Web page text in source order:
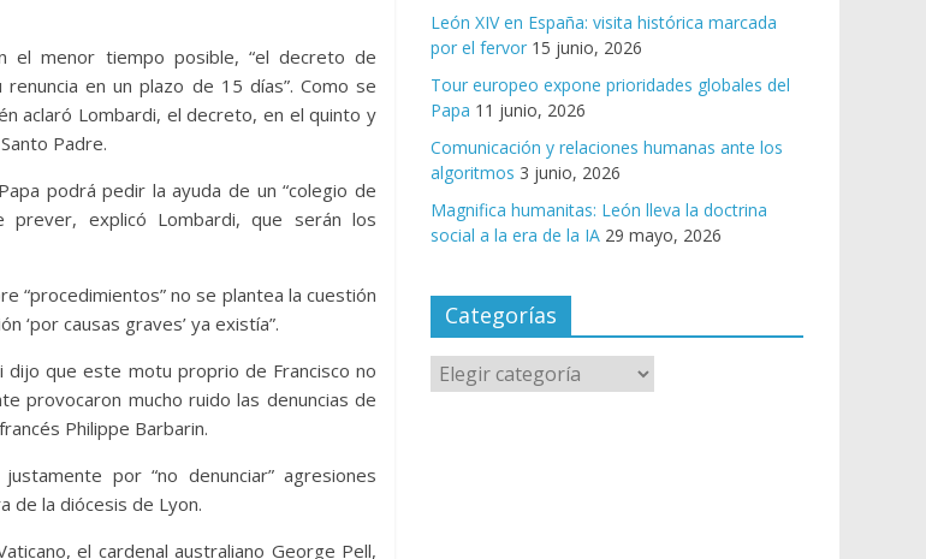
el menor tiempo posible, “el decreto de
en un plazo de 15 días”. Como se
aclaró Lombardi, el decreto, en el quinto y
Padre.
podrá pedir la ayuda de un “colegio de
prever, explicó Lombardi, que serán los
“procedimientos” no se plantea la cuestión
‘por causas graves’ ya existía”.
dijo que este motu proprio de Francisco no
provocaron mucho ruido las denuncias de
Philippe Barbarin.
por “no denunciar” agresiones
de la diócesis de Lyon.
el cardenal australiano George Pell,
León XIV en España: visita histórica marcada
por el fervor 15 junio, 2026
Tour europeo expone prioridades globales del
Papa 11 junio, 2026
Comunicación y relaciones humanas ante los
algoritmos 3 junio, 2026
Magnifica humanitas: León lleva la doctrina
social a la era de la IA 29 mayo, 2026
Categorías